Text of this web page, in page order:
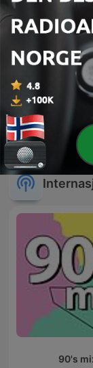
Mezzanine
90's